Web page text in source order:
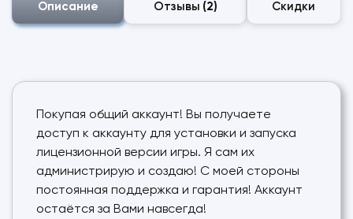
Описание Отзывы (2) Скидки
Покупая общий аккаунт! Вы получаете
доступ к аккаунту для установки и запуска
лицензионной версии игры. Я сам их
администрирую и создаю! С моей стороны
постоянная поддержка и гарантия! Аккаунт
остаётся за Вами навсегда!